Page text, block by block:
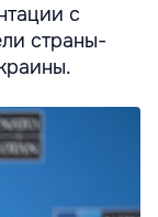
с
страны-